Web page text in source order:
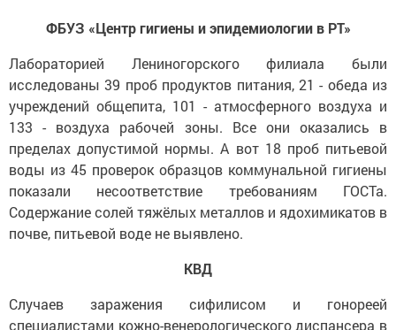
ФБУЗ «Центр гигиены и эпидемиологии в РТ»
Лабораторией Лениногорского филиала были
исследованы 39 проб продуктов питания, 21 - обеда из
учреждений общепита, 101 - атмосферного воздуха и
133 - воздуха рабочей зоны. Все они оказались в
пределах допустимой нормы. А вот 18 проб питьевой
воды из 45 проверок образцов коммунальной гигиены
показали несоответствие требованиям ГОСТа.
Содержание солей тяжёлых металлов и ядохимикатов в
почве, питьевой воде не выявлено.
КВД
Случаев заражения сифилисом и гонореей
специалистами кожно-венерологического диспансера в